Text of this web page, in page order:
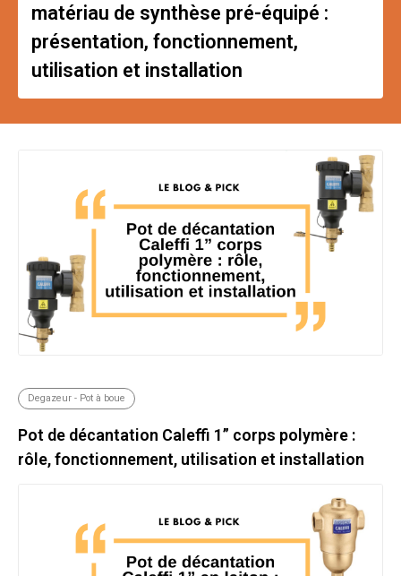
matériau de synthèse pré-équipé :
présentation, fonctionnement,
utilisation et installation
Degazeur - Pot à boue
Pot de décantation Caleffi 1” corps polymère :
rôle, fonctionnement, utilisation et installation